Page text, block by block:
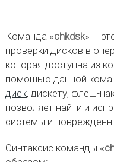
Команда «chkdsk» –
проверки дисков в
которая доступна из
помощью данной
диск, дискету, флеш-
позволяет найти и
системы и
Синтаксис команды «